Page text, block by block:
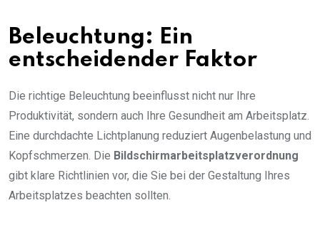
Beleuchtung: Ein
entscheidender Faktor
Die richtige Beleuchtung beeinflusst nicht nur Ihre
Produktivität, sondern auch Ihre Gesundheit am Arbeitsplatz.
Eine durchdachte Lichtplanung reduziert Augenbelastung und
Kopfschmerzen. Die Bildschirmarbeitsplatzverordnung
gibt klare Richtlinien vor, die Sie bei der Gestaltung Ihres
Arbeitsplatzes beachten sollten.